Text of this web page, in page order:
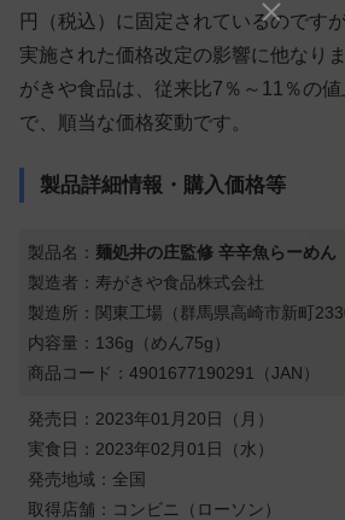
円（税込）に固定されているのです
実施された価格改定の影響に他なり
がきや食品は、従来比7％～11％の
で、順当な価格変動です。
製品詳細情報・購入価格等
製品名： 麺処井の庄監修 辛辛魚らーめん
製造者：寿がきや食品株式会社
製造所：関東工場（群馬県高崎市新町
内容量：136g（めん75g）
商品コード：4901677190291（JAN）
発売日：2023年01月20日（月）
実食日：2023年02月01日（水）
発売地域：全国
取得店舗：コンビニ（ローソン）